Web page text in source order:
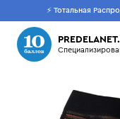
⚡ Тотальная
Что будем искать?